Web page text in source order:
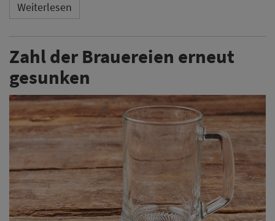
Weiterlesen
Zahl der Brauereien erneut
gesunken